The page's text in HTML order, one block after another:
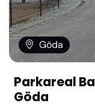
Göda
Parkareal
Göda